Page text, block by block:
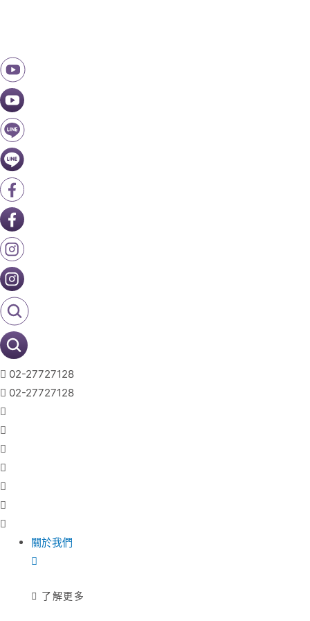
要
內
容
02-27727128
02-27727128
關於我們
了解更多